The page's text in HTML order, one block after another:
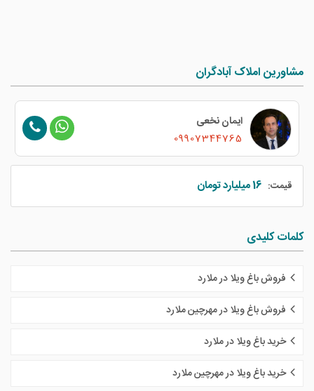
مشاورین املاک آبادگران
علیرضا ساسانیان
09028729492
قیمت: 16 میلیارد تومان
کلمات کلیدی
فروش باغ ویلا در ملارد
فروش باغ ویلا در مهرچین ملارد
خرید باغ ویلا در ملارد
خرید باغ ویلا در مهرچین ملارد